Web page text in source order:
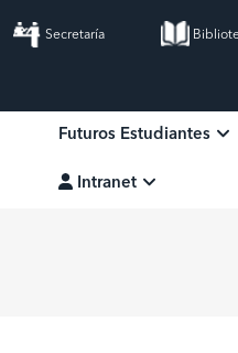
Secretaría
Main
navigation
Futuros Estudiantes
Intranet